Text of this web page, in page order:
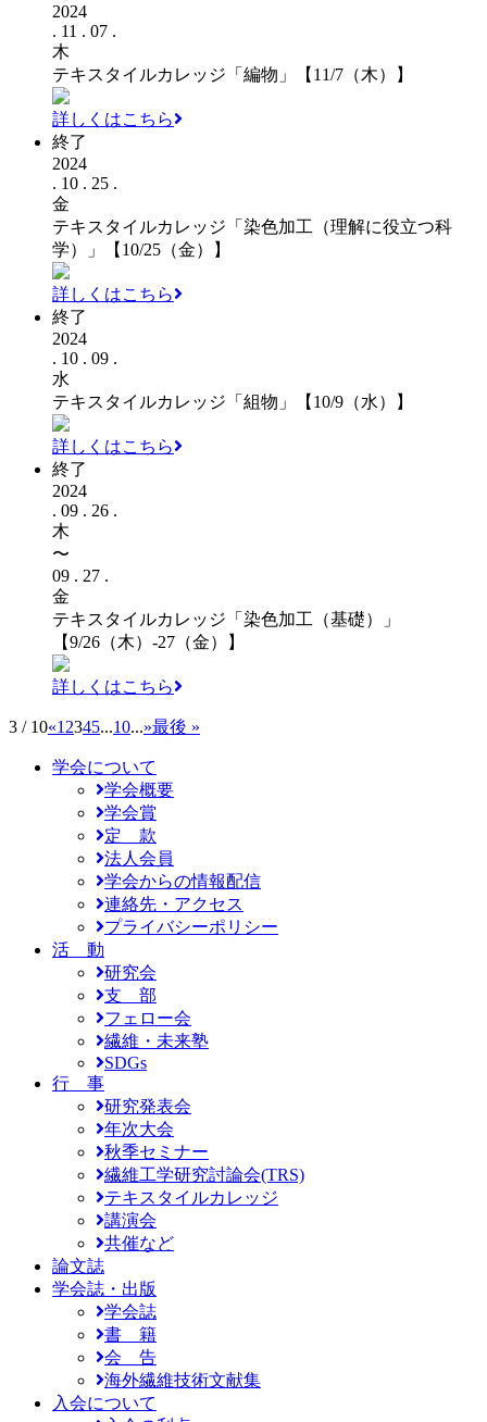
2024
. 11 . 07 .
木
テキスタイルカレッジ「編物」【11/7（木）】
詳しくはこちら
終了
2024
. 10 . 25 .
金
テキスタイルカレッジ「染色加工（理解に役立つ科
学）」【10/25（金）】
詳しくはこちら
終了
2024
. 10 . 09 .
水
テキスタイルカレッジ「組物」【10/9（水）】
詳しくはこちら
終了
2024
. 09 . 26 .
木
〜
09 . 27 .
金
テキスタイルカレッジ「染色加工（基礎）」
【9/26（木）-27（金）】
詳しくはこちら
3 / 10«1 2345...10...»最後 »
学会について
学会概要
学会賞
定 款
法人会員
学会からの情報配信
連絡先・アクセス
プライバシーポリシー
活 動
研究会
支 部
フェロー会
繊維・未来塾
SDGs
行 事
研究発表会
年次大会
秋季セミナー
繊維工学研究討論会(TRS)
テキスタイルカレッジ
講演会
共催など
論文誌
学会誌・出版
学会誌
書 籍
会 告
海外繊維技術文献集
入会について